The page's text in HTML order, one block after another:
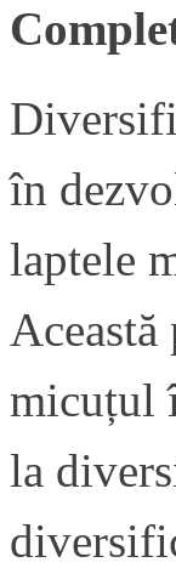
în
laptele
Această
micuțul
la